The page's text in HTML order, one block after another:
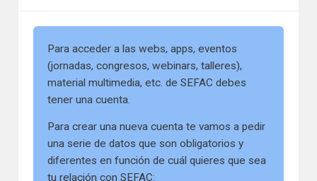
Para acceder a las webs, apps, eventos
(jornadas, congresos, webinars, talleres),
material multimedia, etc. de SEFAC debes
tener una cuenta.
Para crear una nueva cuenta te vamos a pedir
una serie de datos que son obligatorios y
diferentes en función de cuál quieres que sea
tu relación con SEFAC: